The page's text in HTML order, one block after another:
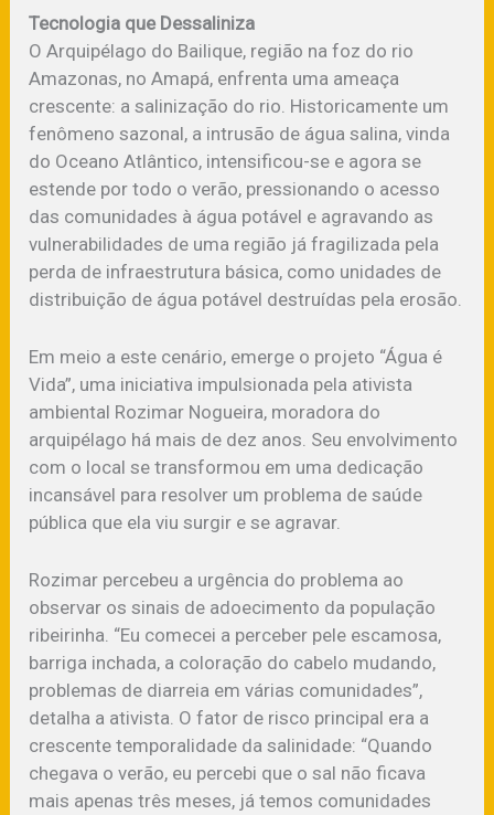
Tecnologia que Dessaliniza
O Arquipélago do Bailique, região na foz do rio
Amazonas, no Amapá, enfrenta uma ameaça
crescente: a salinização do rio. Historicamente um
fenômeno sazonal, a intrusão de água salina, vinda
do Oceano Atlântico, intensificou-se e agora se
estende por todo o verão, pressionando o acesso
das comunidades à água potável e agravando as
vulnerabilidades de uma região já fragilizada pela
perda de infraestrutura básica, como unidades de
distribuição de água potável destruídas pela erosão.
Em meio a este cenário, emerge o projeto “Água é
Vida”, uma iniciativa impulsionada pela ativista
ambiental Rozimar Nogueira, moradora do
arquipélago há mais de dez anos. Seu envolvimento
com o local se transformou em uma dedicação
incansável para resolver um problema de saúde
pública que ela viu surgir e se agravar.
Rozimar percebeu a urgência do problema ao
observar os sinais de adoecimento da população
ribeirinha. “Eu comecei a perceber pele escamosa,
barriga inchada, a coloração do cabelo mudando,
problemas de diarreia em várias comunidades”,
detalha a ativista. O fator de risco principal era a
crescente temporalidade da salinidade: “Quando
chegava o verão, eu percebi que o sal não ficava
mais apenas três meses, já temos comunidades